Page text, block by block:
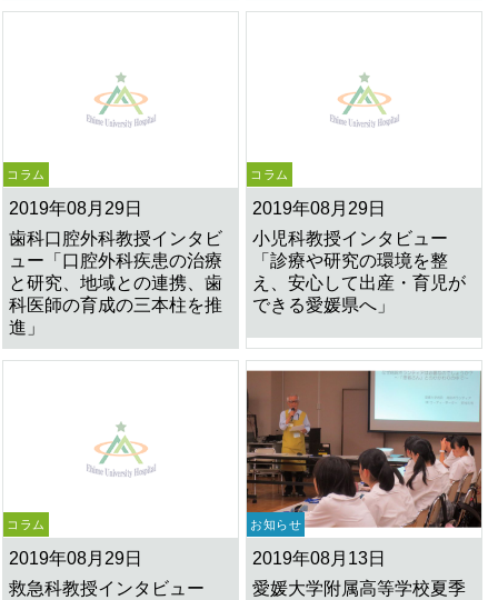
コラム
2019年08月29日
歯科口腔外科教授インタビ
ュー「口腔外科疾患の治療
と研究、地域との連携、歯
科医師の育成の三本柱を推
進」
コラム
2019年08月29日
小児科教授インタビュー
「診療や研究の環境を整
え、安心して出産・育児が
できる愛媛県へ」
コラム
2019年08月29日
救急科教授インタビュー
お知らせ
2019年08月13日
愛媛大学附属高等学校夏季